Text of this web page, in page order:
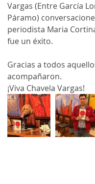
Vargas (Entre García
Páramo)
periodista Maria
fue un éxito.
Gracias a todos
acompañaron.
¡Viva Chavela Vargas!